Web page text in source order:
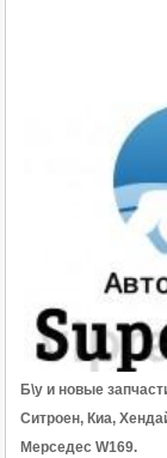
Б\у и новые
Ситроен, Киа,
Мерседес W169.